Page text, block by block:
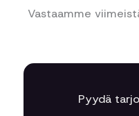
Vastaamme
Pyydä